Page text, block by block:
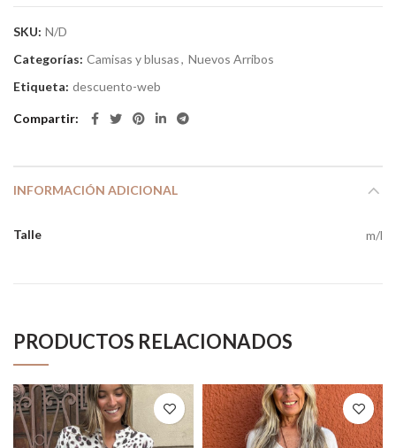
SKU: N/D
Categorías: Camisas y blusas, Nuevos Arribos
Etiqueta: descuento-web
Compartir
INFORMACIÓN ADICIONAL
Talle m/l
PRODUCTOS RELACIONADOS